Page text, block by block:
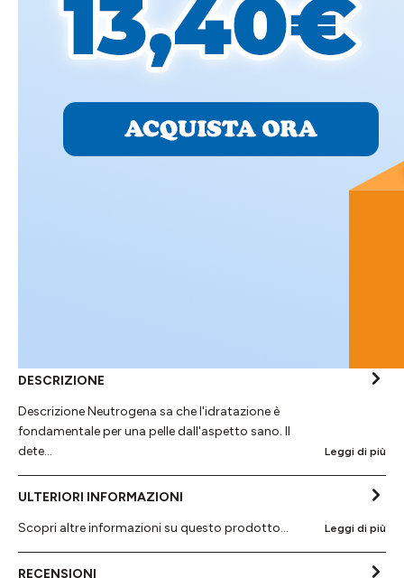
DESCRIZIONE
Descrizione Neutrogena sa che l'idratazione è
fondamentale per una pelle dall'aspetto sano. Il
dete…
Leggi di più
ULTERIORI INFORMAZIONI
Scopri altre informazioni su questo prodotto...
Leggi di più
RECENSIONI